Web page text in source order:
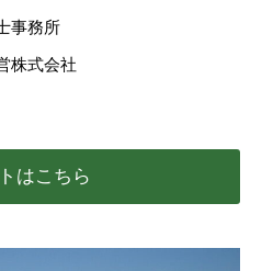
務所
会社
はこちら